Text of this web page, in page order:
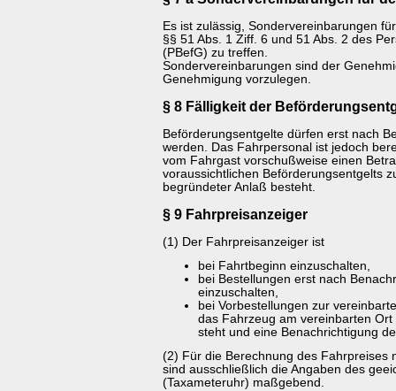
Es ist zulässig, Sondervereinbarungen
§§ 51 Abs. 1 Ziff. 6 und 51 Abs. 2 des
(PBefG) zu treffen.
Sondervereinbarungen sind der
Genehmigung vorzulegen.
§ 8 Fälligkeit der
Beförderungsentgelte dürfen erst nach
werden. Das Fahrpersonal ist jedoch
vom Fahrgast vorschußweise einen
voraussichtlichen Beförderungsentgelts
begründeter Anlaß besteht.
§ 9 Fahrpreisanzeiger
(1) Der Fahrpreisanzeiger ist
bei Fahrtbeginn einzuschalten,
bei Bestellungen erst nach
einzuschalten,
bei Vorbestellungen zur
das Fahrzeug am vereinbarten
steht und eine Benachrichtigung
(2) Für die Berechnung des Fahrpreises
sind ausschließlich die Angaben des
(Taxameteruhr) maßgebend.